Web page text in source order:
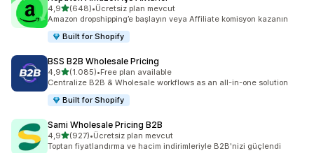
4,95 yıldız üzerinden
(648)
toplam 648 değerlendirme
•Ücretsiz plan mevcut
Amazon dropshipping’e başlayın veya Affiliate komisyon kazanın
Built for Shopify
BSS B2B Wholesale Pricing
4,95 yıldız üzerinden
(1.085)
toplam 1085 değerlendirme
•Free plan available
Centralize B2B & Wholesale workflows as an all-in-one solution
Built for Shopify
Sami Wholesale Pricing B2B
4,95 yıldız üzerinden
(927)
toplam 927 değerlendirme
•Ücretsiz plan mevcut
Toptan fiyatlandırma ve hacim indirimleriyle B2B'nizi güçlendi